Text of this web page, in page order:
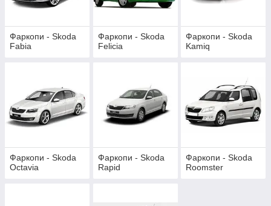
Фаркопи - Skoda
Fabia
Фаркопи - Skoda
Felicia
Фаркопи - Skoda
Kamiq
Фаркопи - Skoda
Octavia
Фаркопи - Skoda
Rapid
Фаркопи - Skoda
Roomster